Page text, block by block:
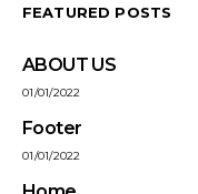
FEATURED POSTS
ABOUT US
01/01/2022
Footer
01/01/2022